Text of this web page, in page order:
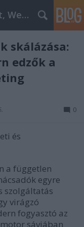
Online Marketing 101 Budapest, Weboldal készítés,
skálázása:
edzők a
0
és
a független
egyre
szolgáltatás
virágzó
fogyasztó az
sávjában